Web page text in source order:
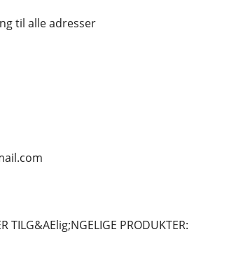
til alle adresser
TILG&AElig;NGELIGE PRODUKTER: